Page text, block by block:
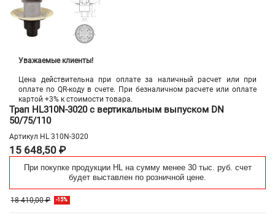
Уважаемые клиенты!
Цена действительна при оплате за наличный расчет или при
оплате по QR-коду в счете. При безналичном расчете или оплате
картой +3% к стоимости товара.
Трап HL310N-3020 с вертикальным выпуском DN
50/75/110
Артикул HL 310N-3020
15 648,50 ₽
При покупке продукции HL на сумму менее 30 тыс. руб. счет
будет выставлен по розничной цене.
18 410,00 ₽ -15%